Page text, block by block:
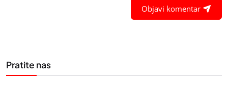
Objavi komentar
Pratite nas